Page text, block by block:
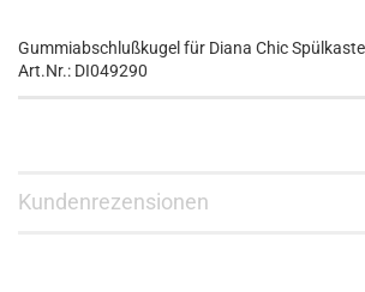
Gummiabschlußkugel für Diana Chic
Art.Nr.: DI049290
Kundenrezensionen